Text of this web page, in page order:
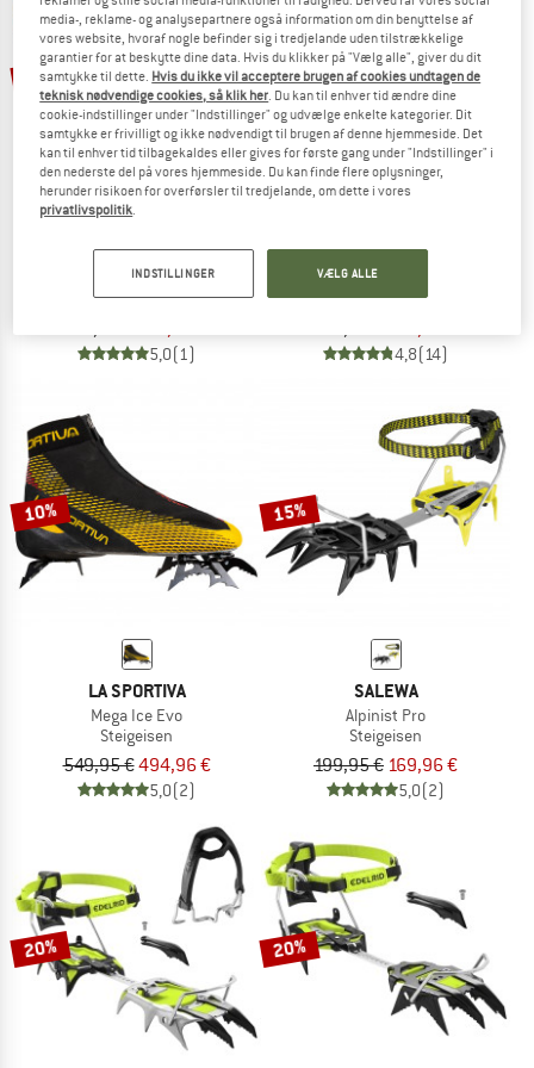
TO THE SALE
10%
C.A.M.P.
Alpinist Pro - Auto / Semi-Auto
Auto / Semi-Auto
214,95 €193,46 €
5,0(1)
10%
PETZL
Irvis Hybrid
Steigeisen
169,95 €152,96 €
4,8(14)
10%
LA SPORTIVA
Mega Ice Evo
Steigeisen
549,95 €494,96 €
5,0(2)
15%
SALEWA
Alpinist Pro
Steigeisen
199,95 € 169,96 €
5,0(2)
20% 20%
media-, reklame- og analysepartnere også information om din benyttelse af
vores website, hvoraf nogle befinder sig i tredjelande uden tilstrækkelige
garantier for at beskytte dine data. Hvis du klikker på "Vælg alle", giver du dit
samtykke til dette. Hvis du ikke vil acceptere brugen af cookies undtagen de
teknisk nødvendige cookies, så klik her. Du kan til enhver tid ændre dine
cookie-indstillinger under "Indstillinger" og udvælge enkelte kategorier. Dit
samtykke er frivilligt og ikke nødvendigt til brugen af denne hjemmeside. Det
kan til enhver tid tilbagekaldes eller gives for første gang under "Indstillinger" i
den nederste del på vores hjemmeside. Du kan finde flere oplysninger,
herunder risikoen for overførsler til tredjelande, om dette i vores
privatlivspolitik.
INDSTILLINGER VÆLG ALLE